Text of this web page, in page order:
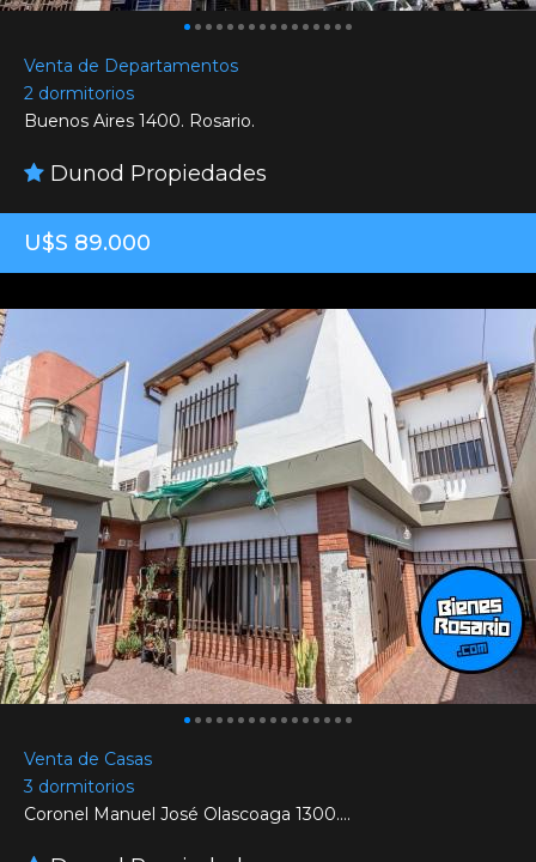
Venta de Departamentos
2 dormitorios
Buenos Aires 1400. Rosario.
Dunod Propiedades
U$S 89.000
Venta de Casas
3 dormitorios
Coronel Manuel José Olascoaga 1300....